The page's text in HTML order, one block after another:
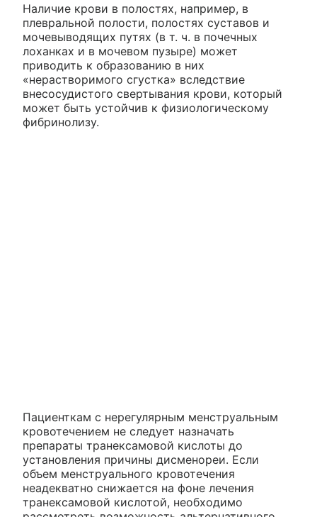
Наличие крови в полостях, например, в
плевральной полости, полостях суставов и
мочевыводящих путях (в т. ч. в почечных
лоханках и в мочевом пузыре) может
приводить к образованию в них
«нерастворимого сгустка» вследствие
внесосудистого свертывания крови, который
может быть устойчив к физиологическому
фибринолизу.
Пациенткам с нерегулярным менструальным
кровотечением не следует назначать
препараты транексамовой кислоты до
установления причины дисменореи. Если
объем менструального кровотечения
неадекватно снижается на фоне лечения
транексамовой кислотой, необходимо